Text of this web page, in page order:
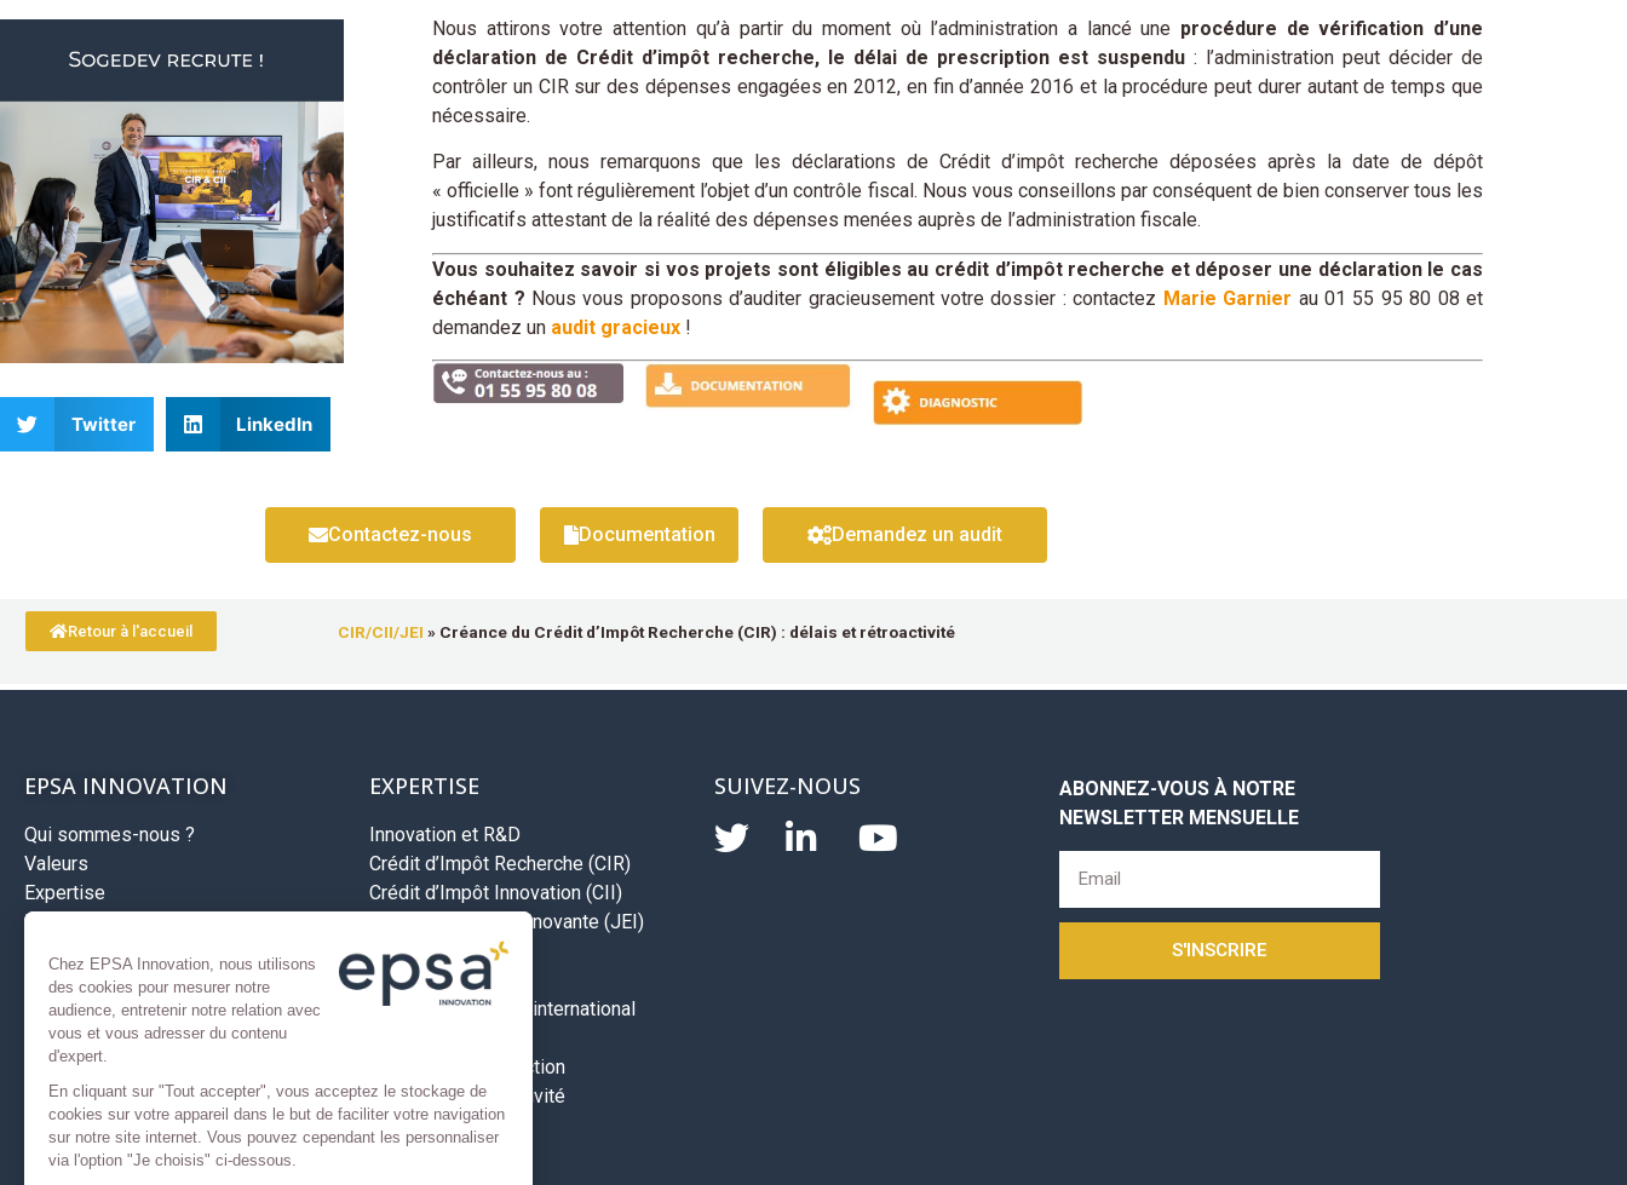
Chez EPSA Innovation, nous utilisons
des cookies pour mesurer notre
audience, entretenir notre relation avec
vous et vous adresser du contenu
d'expert.
En cliquant sur "Tout accepter", vous acceptez le stockage de
cookies sur votre appareil dans le but de faciliter votre navigation
sur notre site internet. Vous pouvez cependant les personnaliser
via l'option "Je choisis" ci-dessous.
Twitter LinkedIn
Nous attirons votre attention qu’à partir du moment où l’administration a lancé une procédure de vérification d’une
déclaration de Crédit d’impôt recherche, le délai de prescription est suspendu : l’administration peut décider de
contrôler un CIR sur des dépenses engagées en 2012, en fin d’année 2016 et la procédure peut durer autant de temps que
nécessaire.
Par ailleurs, nous remarquons que les déclarations de Crédit d’impôt recherche déposées après la date de dépôt
« officielle » font régulièrement l’objet d’un contrôle fiscal. Nous vous conseillons par conséquent de bien conserver tous les
justificatifs attestant de la réalité des dépenses menées auprès de l’administration fiscale.
Vous souhaitez savoir si vos projets sont éligibles au crédit d’impôt recherche et déposer une déclaration le cas
échéant ? Nous vous proposons d’auditer gracieusement votre dossier : contactez Marie Garnier au 01 55 95 80 08 et
demandez un audit gracieux !
Contactez-nous Documentation Demandez un audit
Retour à l'accueil CIR/CII/JEI » Créance du Crédit d’Impôt Recherche (CIR) : délais et rétroactivité
EPSA INNOVATION
Qui sommes-nous ?
Valeurs
Expertise
Méthodologie
EXPERTISE
Innovation et R&D
Crédit d’Impôt Recherche (CIR)
Crédit d’Impôt Innovation (CII)
Jeune entreprise innovante (JEI)
Aides Bpifrance
Investissements
Développement à l’international
Assurance prospection
Nos secteurs d’activité
SUIVEZ-NOUS
ABONNEZ-VOUS À NOTRE
NEWSLETTER MENSUELLE
S'INSCRIRE